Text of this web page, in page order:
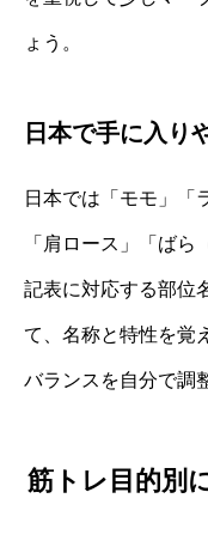
ょう。
日本で手に入り
日本では「モモ」「
「肩ロース」「ば
記表に対応する部位
て、名称と特性を覚
バランスを自分で調
筋トレ目的別